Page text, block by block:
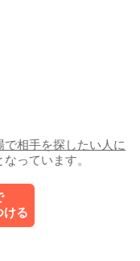
で相手を探したい人に
なっています。
ける